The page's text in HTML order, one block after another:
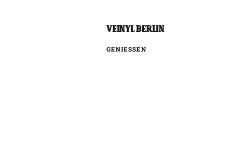
Veinyl Berlin
GENIESSEN